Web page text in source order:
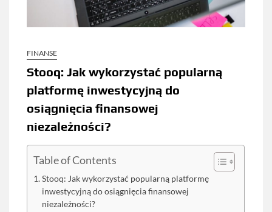
FINANSE
Stooq: Jak wykorzystać popularną
platformę inwestycyjną do
osiągnięcia finansowej
niezależności?
Table of Contents
Stooq: Jak wykorzystać popularną platformę
inwestycyjną do osiągnięcia finansowej
niezależności?